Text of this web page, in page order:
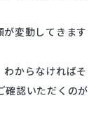
変動してきます
からなければそ
確認いただくのが